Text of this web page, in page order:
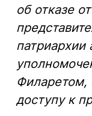
об отказе
патриархии
Филаретом,
доступу к